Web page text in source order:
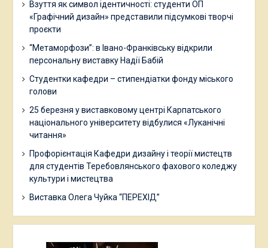
Взуття як символ ідентичності: студенти ОП
«Графічний дизайн» представили підсумкові творчі
проєкти
“Метаморфози”: в Івано-Франківську відкрили
персональну виставку Надії Бабій
Студентки кафедри – стипендіатки фонду міського
голови
25 березня у виставковому центрі Карпатського
національного університету відбулися «Луканічні
читання»
Профорієнтація Кафедри дизайну і теорії мистецтв
для студентів Теребовлянського фахового коледжу
культури і мистецтва
Виставка Олега Чуйка “ПЕРЕХІД”